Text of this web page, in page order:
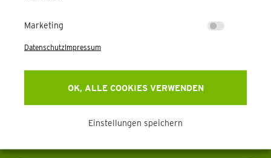
Marketing
OK, ALLE COOKIES VERWENDEN
Einstellungen speichern
DatenschutzImpressum
Newsletter
Erhalten Sie Aktuelles, Events & mehr direkt in Ihr